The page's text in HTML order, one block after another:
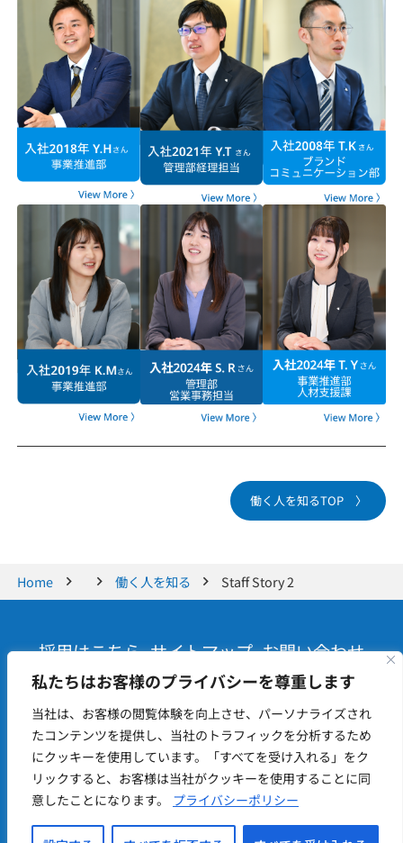
私たちはお客様のプライバシーを尊重します
当社は、お客様の閲覧体験を向上させ、パーソナライズされ
たコンテンツを提供し、当社のトラフィックを分析するため
にクッキーを使用しています。「すべてを受け入れる」をク
リックすると、お客様は当社がクッキーを使用することに同
意したことになります。
プライバシーポリシー
働く人を知るTOP 〉
Home 働く人を知る Staff Story 2
採用はこちら サイトマップ お問い合わせ
アクセス プライバシーポリシー SNSポリシー
リヴィジョングループ｜Re-
vision Group
© 2024 Re-vision GROUP